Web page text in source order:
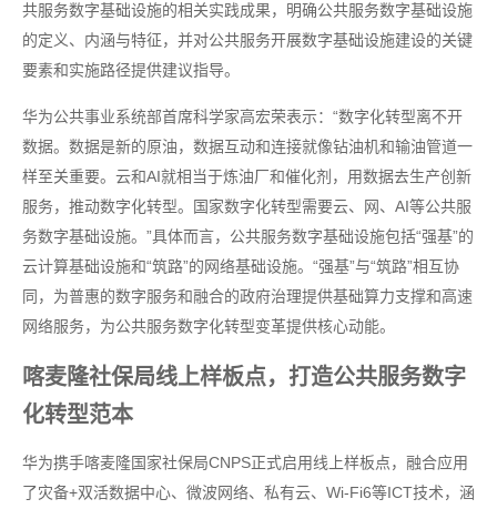
共服务数字基础设施的相关实践成果，明确公共服务数字基础设施
的定义、内涵与特征，并对公共服务开展数字基础设施建设的关键
要素和实施路径提供建议指导。
华为公共事业系统部首席科学家高宏荣表示：“数字化转型离不开
数据。数据是新的原油，数据互动和连接就像钻油机和输油管道一
样至关重要。云和AI就相当于炼油厂和催化剂，用数据去生产创新
服务，推动数字化转型。国家数字化转型需要云、网、AI等公共服
务数字基础设施。”具体而言，公共服务数字基础设施包括“强基”的
云计算基础设施和“筑路”的网络基础设施。“强基”与“筑路”相互协
同，为普惠的数字服务和融合的政府治理提供基础算力支撑和高速
网络服务，为公共服务数字化转型变革提供核心动能。
喀麦隆社保局线上样板点，打造公共服务数字
化转型范本
华为携手喀麦隆国家社保局CNPS正式启用线上样板点，融合应用
了灾备+双活数据中心、微波网络、私有云、Wi-Fi6等ICT技术，涵